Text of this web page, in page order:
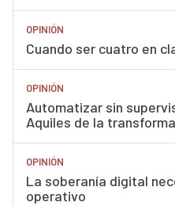
OPINIÓN
Cuando ser cuatro en
OPINIÓN
Automatizar sin
Aquiles de la
OPINIÓN
La soberanía digital
operativo